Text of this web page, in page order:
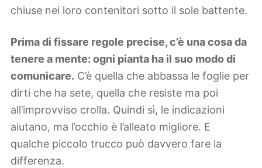
chiuse nei loro contenitori sotto il sole battente.
Prima di fissare regole precise, c’è una cosa da
tenere a mente: ogni pianta ha il suo modo di
comunicare. C’è quella che abbassa le foglie per
dirti che ha sete, quella che resiste ma poi
all’improvviso crolla. Quindi sì, le indicazioni
aiutano, ma l’occhio è l’alleato migliore. E
qualche piccolo trucco può davvero fare la
differenza.